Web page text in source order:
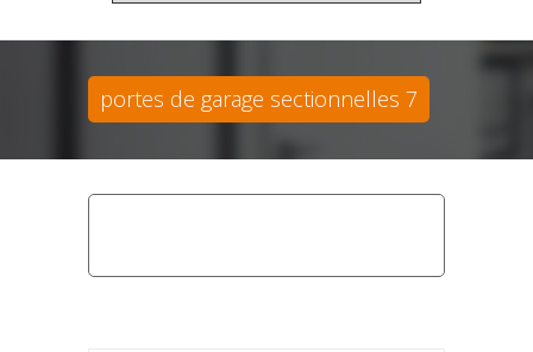
portes de garage sectionnelles 7